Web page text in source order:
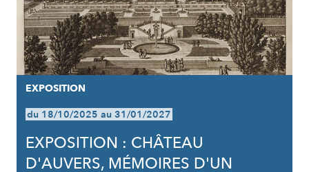
EXPOSITION
du 18/10/2025 au 31/01/2027
EXPOSITION : CHÂTEAU
D'AUVERS, MÉMOIRES D'UN